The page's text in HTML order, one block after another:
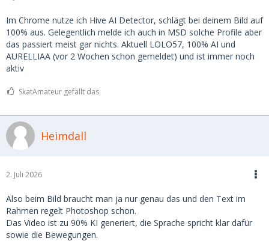
Bilder, die sie mir geschickt hat, geklaut waren. Aber die
Frage bleibt: Wie hat sie (oder er) das gemacht mit dem
Bild? Die Details (natürliche Hand, Licht, Spiegelungen auf
dem Glas) wirken unglaublich realistisch.
schickte mir vor kurzem ein Video, welches auch
unglaublich realistisch aussieht. Aber ich bezweifle
trotzdem, da ich weiß (sie hat es mir ganz offen gesagt),
Hier das Video:
Habt ihr schon Erfahrungen damit gemacht, dass selbst
solche personalisierten Fotos/Videos gefälscht waren? Wo
liegen aktuell die Grenzen der Scammer, oder muss man
mittlerweile wirklich alles anzweifeln, bis man sich im
Im Chrome nutze ich Hive AI Detector, schlägt bei deinem Bild auf
100% aus. Gelegentlich melde ich auch in MSD solche Profile aber
das passiert meist gar nichts. Aktuell LOLO57, 100% AI und
AURELLIAA (vor 2 Wochen schon gemeldet) und ist immer noch
aktiv
SkatAmateur gefällt das.
Heimdall
2. Juli 2026
Also beim Bild braucht man ja nur genau das und den Text im
Rahmen regelt Photoshop schon.
Das Video ist zu 90% KI generiert, die Sprache spricht klar dafür
sowie die Bewegungen.